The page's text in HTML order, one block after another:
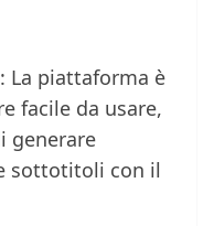
La piattaforma è
facile da usare,
generare
sottotitoli con il